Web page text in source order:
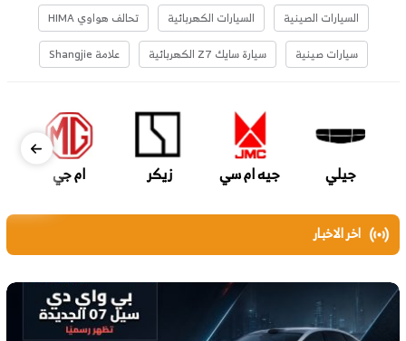
السيارات الصينية
السيارات الكهربائية
تحالف هواوي HIMA
سيارات صينية
سيارة سايك Z7 الكهربائية علامة Shangjie
جيلي جيه ام سي زيكر ام جي
اخر الاخبار